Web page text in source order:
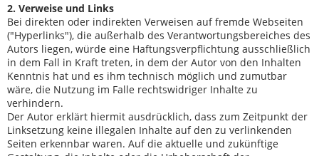
2. Verweise und Links
Bei direkten oder indirekten Verweisen auf fremde Webseiten
("Hyperlinks"), die außerhalb des Verantwortungsbereiches des
Autors liegen, würde eine Haftungsverpflichtung ausschließlich
in dem Fall in Kraft treten, in dem der Autor von den Inhalten
Kenntnis hat und es ihm technisch möglich und zumutbar
wäre, die Nutzung im Falle rechtswidriger Inhalte zu
verhindern.
Der Autor erklärt hiermit ausdrücklich, dass zum Zeitpunkt der
Linksetzung keine illegalen Inhalte auf den zu verlinkenden
Seiten erkennbar waren. Auf die aktuelle und zukünftige